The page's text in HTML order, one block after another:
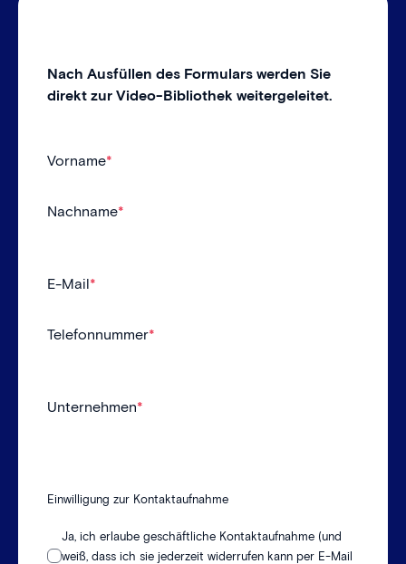
Nach Ausfüllen des Formulars werden Sie
direkt zur Video-Bibliothek weitergeleitet.
Vorname*
Nachname*
E-Mail*
Telefonnummer*
Unternehmen*
Einwilligung zur Kontaktaufnahme
Ja, ich erlaube geschäftliche Kontaktaufnahme (und
weiß, dass ich sie jederzeit widerrufen kann per E-Mail